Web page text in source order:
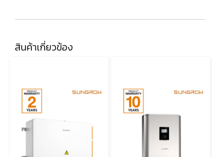
สินค้าเกี่ยวข้อง